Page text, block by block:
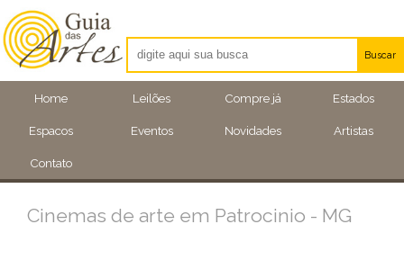
Home Leilões Compre já Estados
Espacos Eventos Novidades Artistas
Contato
Buscar
Artistas
Eventos
Cinemas de arte em Patrocinio - MG